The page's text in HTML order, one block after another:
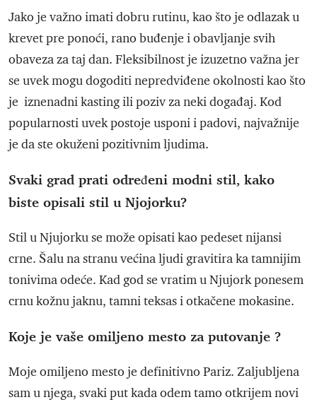
Jako je važno imati dobru rutinu, kao što je odlazak u
krevet pre ponoći, rano buđenje i obavljanje svih
obaveza za taj dan. Fleksibilnost je izuzetno važna jer
se uvek mogu dogoditi nepredviđene okolnosti kao što
je iznenadni kasting ili poziv za neki događaj. Kod
popularnosti uvek postoje usponi i padovi, najvažnije
je da ste okuženi pozitivnim ljudima.
Svaki grad prati određeni modni stil, kako
biste opisali stil u Njojorku?
Stil u Njujorku se može opisati kao pedeset nijansi
crne. Šalu na stranu većina ljudi gravitira ka tamnijim
tonivima odeće. Kad god se vratim u Njujork ponesem
crnu kožnu jaknu, tamni teksas i otkačene mokasine.
Koje je vaše omiljeno mesto za putovanje ?
Moje omiljeno mesto je definitivno Pariz. Zaljubljena
sam u njega, svaki put kada odem tamo otkrijem novi